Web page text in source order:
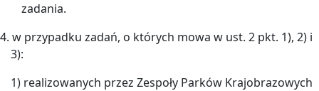
zadania.
4. w przypadku zadań, o których mowa w ust. 2 pkt. 1), 2) i
3):
1) realizowanych przez Zespoły Parków Krajobrazowych